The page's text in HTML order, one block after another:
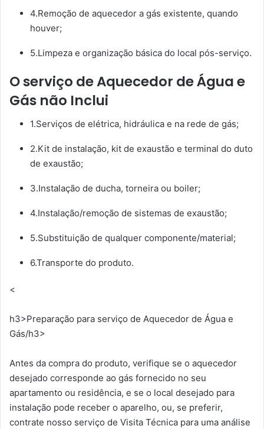
4.Remoção de aquecedor a gás existente, quando
houver;
5.Limpeza e organização básica do local pós-serviço.
O serviço de Aquecedor de Água e
Gás não Inclui
1.Serviços de elétrica, hidráulica e na rede de gás;
2.Kit de instalação, kit de exaustão e terminal do duto
de exaustão;
3.Instalação de ducha, torneira ou boiler;
4.Instalação/remoção de sistemas de exaustão;
5.Substituição de qualquer componente/material;
6.Transporte do produto.
<
h3>Preparação para serviço de Aquecedor de Água e
Gás/h3>
Antes da compra do produto, verifique se o aquecedor
desejado corresponde ao gás fornecido no seu
apartamento ou residência, e se o local desejado para
instalação pode receber o aparelho, ou, se preferir,
contrate nosso serviço de Visita Técnica para uma análise